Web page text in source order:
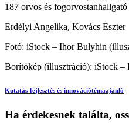
187 orvos és
Erdélyi Angelika, Kovács Eszter
Fotó: iStock – Ihor Bulyhin
Borítókép (illusztráció): iStock –
Kutatás-fejlesztés és innovációtémaajánló
Ha érdekesnek találta,